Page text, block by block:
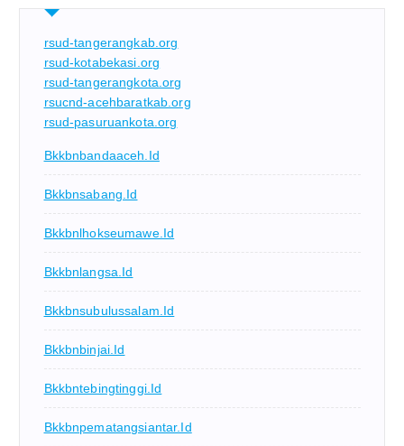
rsud-tangerangkab.org
rsud-kotabekasi.org
rsud-tangerangkota.org
rsucnd-acehbaratkab.org
rsud-pasuruankota.org
Bkkbnbandaaceh.id
Bkkbnsabang.id
Bkkbnlhokseumawe.id
Bkkbnlangsa.id
Bkkbnsubulussalam.id
Bkkbnbinjai.id
Bkkbntebingtinggi.id
Bkkbnpematangsiantar.id